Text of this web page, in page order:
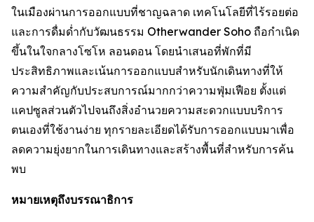
ในเมืองผ่านการออกแบบที่ชาญฉลาด เทคโนโลยีที่ไร้รอยต่อ
และการดื่มด่ำกับวัฒนธรรม Otherwander Soho ถือกำเนิด
ขึ้นในใจกลางโซโห ลอนดอน โดยนำเสนอที่พักที่มี
ประสิทธิภาพและเน้นการออกแบบสำหรับนักเดินทางที่ให้
ความสำคัญกับประสบการณ์มากกว่าความฟุ่มเฟือย ตั้งแต่
แคปซูลส่วนตัวไปจนถึงสิ่งอำนวยความสะดวกแบบบริการ
ตนเองที่ใช้งานง่าย ทุกรายละเอียดได้รับการออกแบบมาเพื่อ
ลดความยุ่งยากในการเดินทางและสร้างพื้นที่สำหรับการค้น
พบ
หมายเหตุถึงบรรณาธิการ